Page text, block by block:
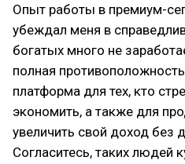
Опыт работы в премиум-
убеждал меня в
богатых много не
полная
платформа для тех, кто
экономить, а также для
увеличить свой доход без
Согласитесь, таких людей